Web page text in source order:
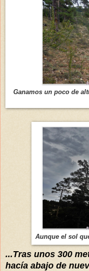
Ganamos un poco de
Aunque el sol
...Tras unos 300
hacía abajo de